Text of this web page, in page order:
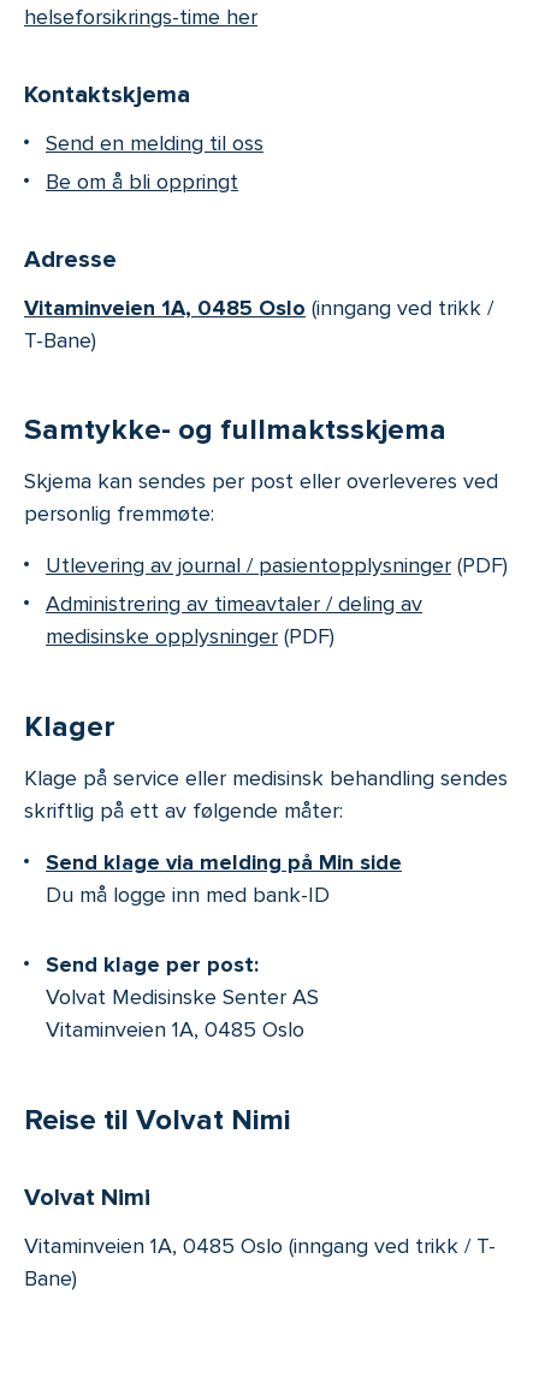
helseforsikrings-time her
Kontaktskjema
Send en melding til oss
Be om å bli oppringt
Adresse
Vitaminveien 1A, 0485 Oslo (inngang ved trikk /
T-Bane)
Samtykke- og fullmaktsskjema
Skjema kan sendes per post eller overleveres ved
personlig fremmøte:
Utlevering av journal / pasientopplysninger (PDF)
Administrering av timeavtaler / deling av
medisinske opplysninger (PDF)
Klager
Klage på service eller medisinsk behandling sendes
skriftlig på ett av følgende måter:
Send klage via melding på Min side
Du må logge inn med bank-ID
Send klage per post:
Volvat Medisinske Senter AS
Vitaminveien 1A, 0485 Oslo
Reise til Volvat Nimi
Volvat Nimi
Vitaminveien 1A, 0485 Oslo (inngang ved trikk / T-
Bane)